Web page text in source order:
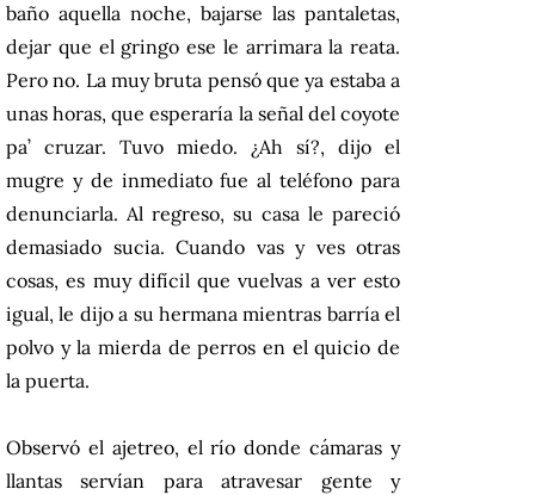
baño aquella noche, bajarse las pantaletas,
dejar que el gringo ese le arrimara la reata.
Pero no. La muy bruta pensó que ya estaba a
unas horas, que esperaría la señal del coyote
pa’ cruzar. Tuvo miedo. ¿Ah sí?, dijo el
mugre y de inmediato fue al teléfono para
denunciarla. Al regreso, su casa le pareció
demasiado sucia. Cuando vas y ves otras
cosas, es muy difícil que vuelvas a ver esto
igual, le dijo a su hermana mientras barría el
polvo y la mierda de perros en el quicio de
la puerta.
Observó el ajetreo, el río donde cámaras y
llantas servían para atravesar gente y